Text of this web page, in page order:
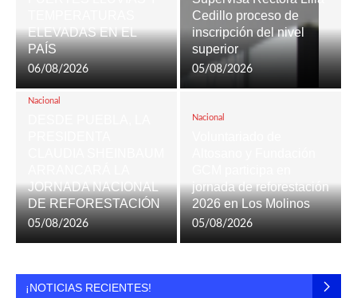
ELEVADAS EN EL
PAÍS
06/08/2026
Cedillo proceso de
inscripción del nivel
superior
05/08/2026
Nacional
JORNADA NACIONAL
DE REFORESTACIÓN
05/08/2026
Nacional
jornada de reforestación
2026 en Los Molinos
05/08/2026
¡NOTICIAS RECIENTES!